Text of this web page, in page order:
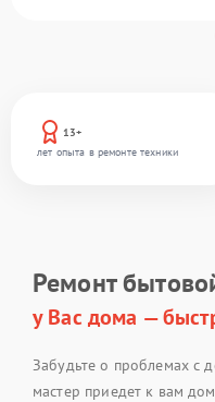
13+
лет опыта в ремонте техники
Ремонт
у Вас дома —
Забудьте о проблемах с
мастер приедет к вам